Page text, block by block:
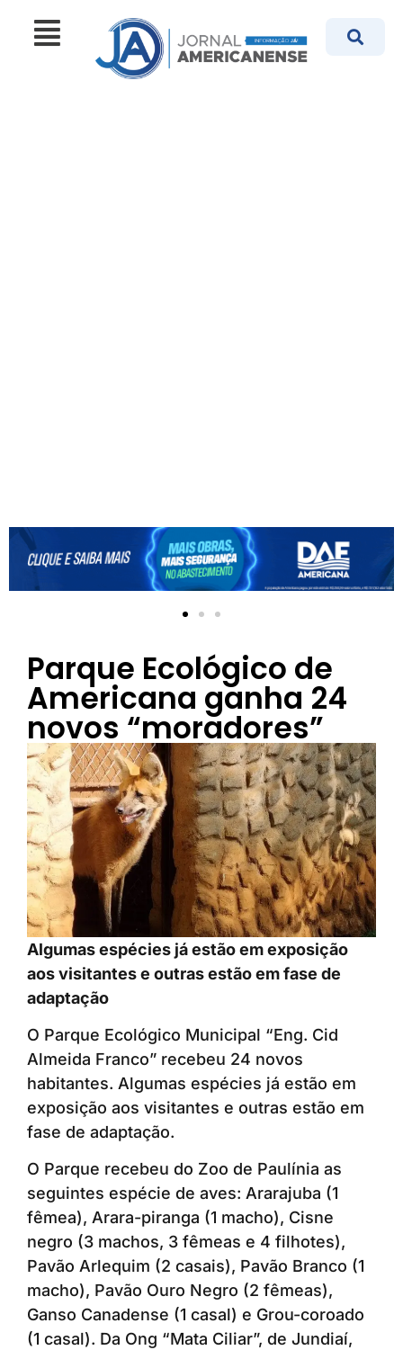
Parque Ecológico de
Americana ganha 24
novos “moradores”
Algumas espécies já estão em exposição
aos visitantes e outras estão em fase de
adaptação
O Parque Ecológico Municipal “Eng. Cid
Almeida Franco” recebeu 24 novos
habitantes. Algumas espécies já estão em
exposição aos visitantes e outras estão em
fase de adaptação.
O Parque recebeu do Zoo de Paulínia as
seguintes espécie de aves: Ararajuba (1
fêmea), Arara-piranga (1 macho), Cisne
negro (3 machos, 3 fêmeas e 4 filhotes),
Pavão Arlequim (2 casais), Pavão Branco (1
macho), Pavão Ouro Negro (2 fêmeas),
Ganso Canadense (1 casal) e Grou-coroado
(1 casal). Da Ong “Mata Ciliar”, de Jundiaí,